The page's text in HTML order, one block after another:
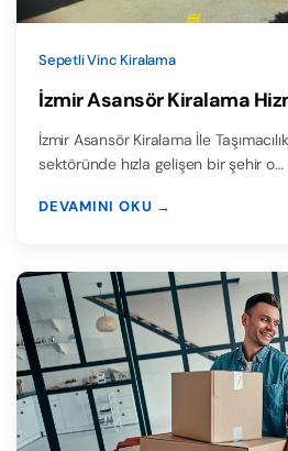
Sepetli Vinc Kiralama
İzmir Asansör Kiralama
İzmir Asansör Kiralama İle
sektöründe hızla gelişen bir şehir o…
DEVAMINI OKU →